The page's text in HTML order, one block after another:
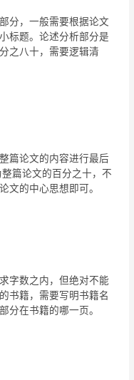
分，一般需要根据论文
标题。论述分析部分是
之八十，需要逻辑清
篇论文的内容进行最后
篇论文的百分之十，不
文的中心思想即可。
字数之内，但绝对不能
书籍，需要写明书籍名
分在书籍的哪一页。